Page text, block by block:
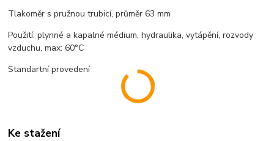
Tlakoměr s pružnou trubicí, průměr 63 mm
Použití: plynné a kapalné médium, hydraulika, vytápění, rozvody
vzduchu, max: 60°C
Standartní provedení
Ke stažení